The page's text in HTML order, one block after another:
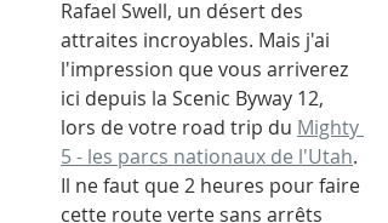
Rafael Swell, un désert des
attraites incroyables. Mais j'ai
l'impression que vous arriverez
ici depuis la Scenic Byway 12,
lors de votre road trip du Mighty
5 - les parcs nationaux de l'Utah.
Il ne faut que 2 heures pour faire
cette route verte sans arrêts